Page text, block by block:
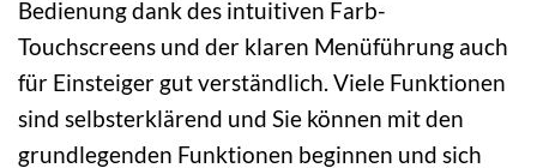
Bedienung dank des intuitiven Farb-
Touchscreens und der klaren Menüführung auch
für Einsteiger gut verständlich. Viele Funktionen
sind selbsterklärend und Sie können mit den
grundlegenden Funktionen beginnen und sich